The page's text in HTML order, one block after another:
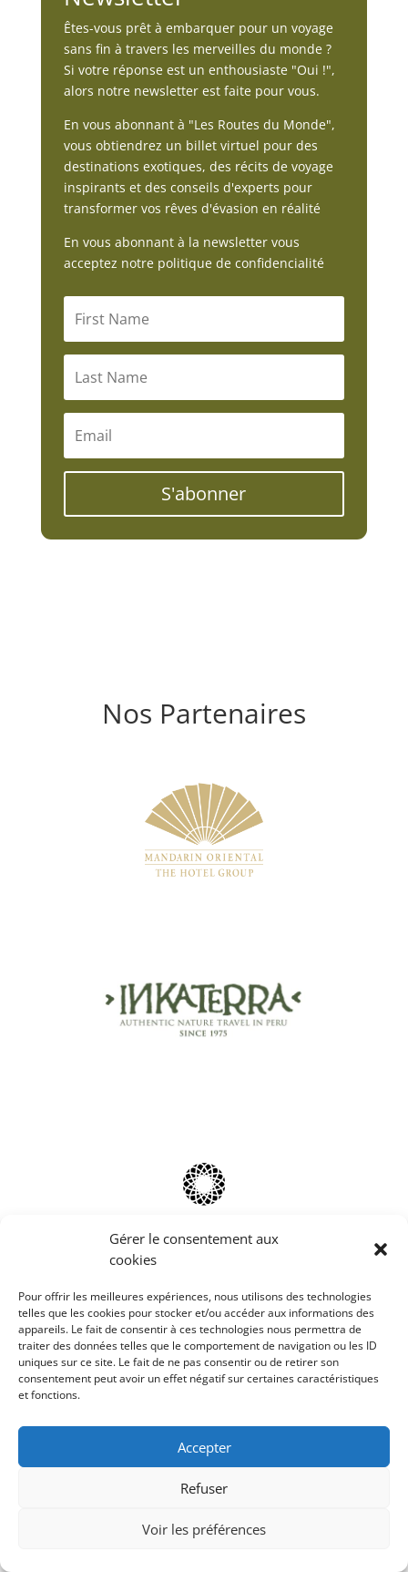
Gérer le consentement aux
cookies
Pour offrir les meilleures expériences, nous utilisons des technologies
telles que les cookies pour stocker et/ou accéder aux informations des
appareils. Le fait de consentir à ces technologies nous permettra de
traiter des données telles que le comportement de navigation ou les ID
uniques sur ce site. Le fait de ne pas consentir ou de retirer son
consentement peut avoir un effet négatif sur certaines caractéristiques
et fonctions.
Accepter
Refuser
Voir les préférences
Êtes-vous prêt à embarquer pour un voyage
sans fin à travers les merveilles du monde ?
Si votre réponse est un enthousiaste "Oui !",
alors notre newsletter est faite pour vous.
En vous abonnant à "Les Routes du Monde",
vous obtiendrez un billet virtuel pour des
destinations exotiques, des récits de voyage
inspirants et des conseils d'experts pour
transformer vos rêves d'évasion en réalité
En vous abonnant à la newsletter vous
acceptez notre politique de confidencialité
S'abonner
Nos Partenaires